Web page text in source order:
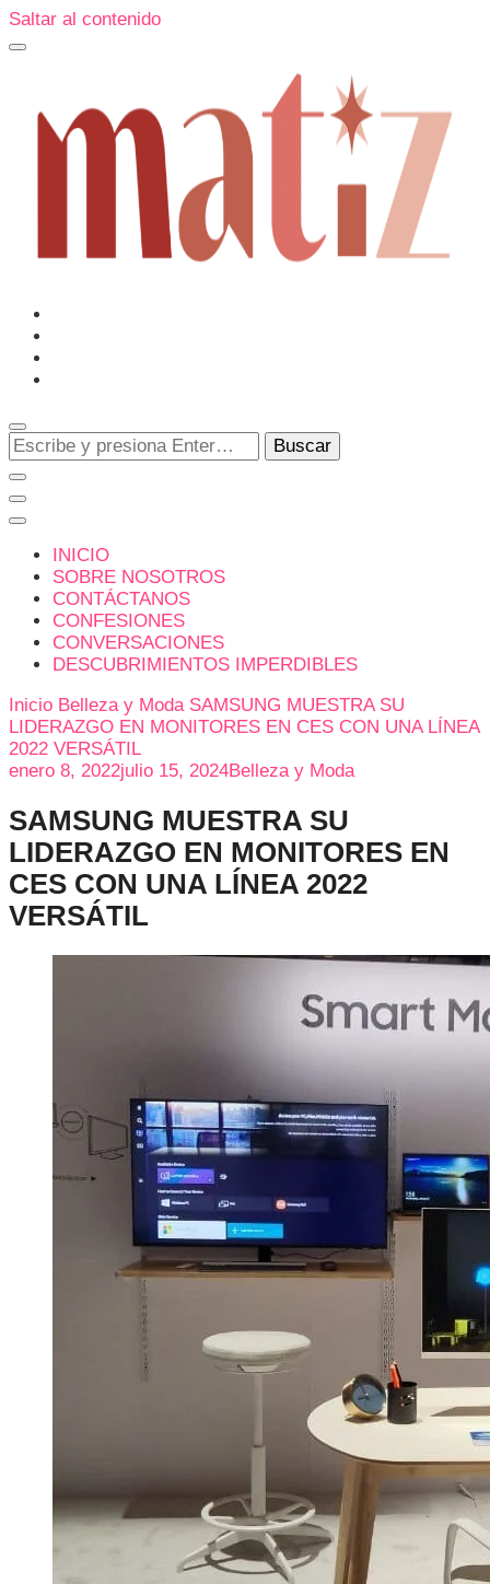
Saltar al contenido
Matiz
Un espacio editorial donde pongo en palabras aquello que
muchos sentimos y pocos sabemos cómo explicar y
donde también compartiré contigo las cosas que me
conmueven, me sorprenden o creo que merecen ser
¿Buscas
algo?
INICIO
SOBRE NOSOTROS
CONTÁCTANOS
CONFESIONES
CONVERSACIONES
DESCUBRIMIENTOS IMPERDIBLES
Inicio Belleza y Moda SAMSUNG MUESTRA SU
LIDERAZGO EN MONITORES EN CES CON UNA LÍNEA
2022 VERSÁTIL
enero 8, 2022julio 15, 2024Belleza y Moda
SAMSUNG MUESTRA SU
LIDERAZGO EN MONITORES EN
CES CON UNA LÍNEA 2022
VERSÁTIL